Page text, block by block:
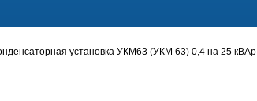
установка УКМ63 (УКМ 63) 0,4 на 25 кВАр